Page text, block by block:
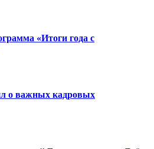
«Итоги года с
о важных кадровых